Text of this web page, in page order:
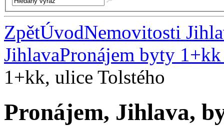
ZpětÚvodNemovitosti
JihlavaPronájem byty
1+kk, ulice Tolstého
Pronájem, Jihlava,